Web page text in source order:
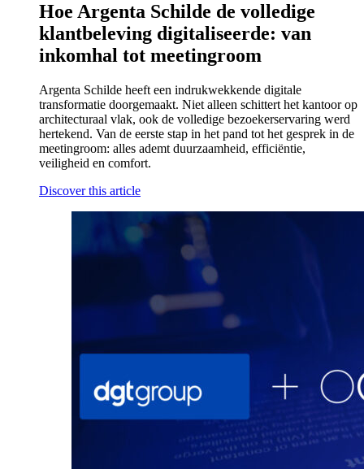
Hoe Argenta Schilde de volledige
klantbeleving digitaliseerde: van
inkomhal tot meetingroom
Argenta Schilde heeft een indrukwekkende digitale
transformatie doorgemaakt. Niet alleen schittert het kantoor op
architecturaal vlak, ook de volledige bezoekerservaring werd
hertekend. Van de eerste stap in het pand tot het gesprek in de
meetingroom: alles ademt duurzaamheid, efficiëntie,
veiligheid en comfort.
Discover this article